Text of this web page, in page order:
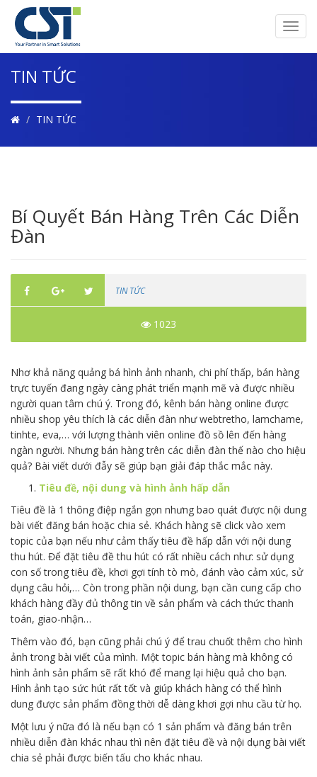
TIN TỨC
TIN TỨC
Bí Quyết Bán Hàng Trên Các Diễn
Đàn
TIN TỨC
1023
Nhơ khả năng quảng bá hình ảnh nhanh, chi phí thấp, bán hàng
trực tuyến đang ngày càng phát triển mạnh mẽ và được nhiều
người quan tâm chú ý. Trong đó, kênh bán hàng online được
nhiều shop yêu thích là các diễn đàn như webtretho, lamchame,
tinhte, eva,… với lượng thành viên online đồ sồ lên đến hàng
ngàn người. Nhưng bán hàng trên các diễn đàn thế nào cho hiệu
quả? Bài viết dưới đẫy sẽ giúp bạn giải đáp thắc mắc này.
Tiêu đề, nội dung và hình ảnh hấp dẫn
Tiêu đề là 1 thông điệp ngắn gọn nhưng bao quát được nội dung
bài viết đăng bán hoặc chia sẻ. Khách hàng sẽ click vào xem
topic của bạn nếu như cảm thấy tiêu đề hấp dẫn với nội dung
thu hút. Để đặt tiêu đề thu hút có rất nhiều cách như: sử dụng
con số trong tiêu đề, khơi gợi tính tò mò, đánh vào cảm xúc, sử
dụng câu hỏi,… Còn trong phần nội dung, bạn cần cung cấp cho
khách hàng đầy đủ thông tin về sản phẩm và cách thức thanh
toán, giao-nhận…
Thêm vào đó, bạn cũng phải chú ý để trau chuốt thêm cho hình
ảnh trong bài viết của mình. Một topic bán hàng mà không có
hình ảnh sản phẩm sẽ rất khó để mang lại hiệu quả cho bạn.
Hình ảnh tạo sức hút rất tốt và giúp khách hàng có thể hình
dung được sản phẩm đồng thời dễ dàng khơi gợi nhu cầu từ họ.
Một lưu ý nữa đó là nếu bạn có 1 sản phẩm và đăng bán trên
nhiều diễn đàn khác nhau thì nên đặt tiêu đề và nội dụng bài viết
chia sẻ phải được biến tấu cho khác nhau.